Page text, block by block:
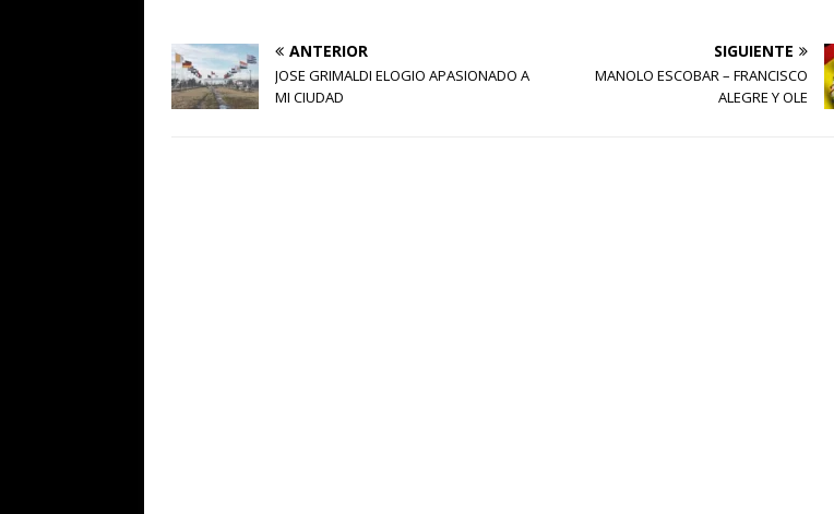
ANTERIOR
JOSE GRIMALDI ELOGIO APASIONADO A
MI CIUDAD
SIGUIENTE
MANOLO ESCOBAR – FRANCISCO
ALEGRE Y OLE